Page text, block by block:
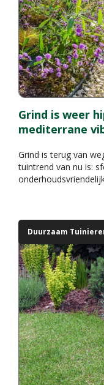
Grind is weer
mediterrane
Grind is terug van
tuintrend van nu is:
Duurzaam